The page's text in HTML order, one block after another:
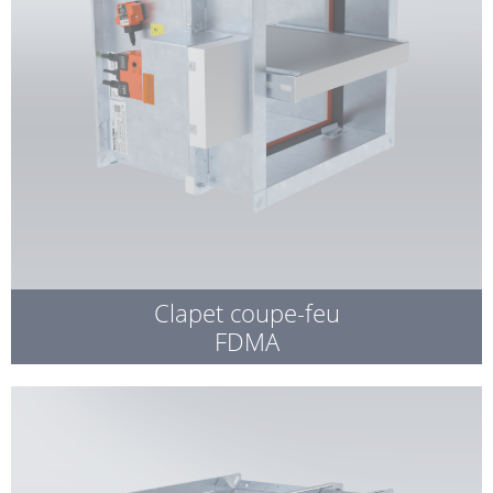
Clapet coupe-feu
FDMA